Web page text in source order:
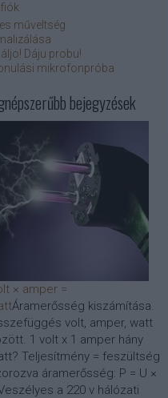
műveltség
Dáju probu!
mikrofonpróba
bejegyzések
× amper =
Áramerősség kiszámítása.
volt, amper, watt
1 volt x 1 amper hány
Teljesítmény = feszültség
áramerősség: P = U ×
a 220 v hálózati